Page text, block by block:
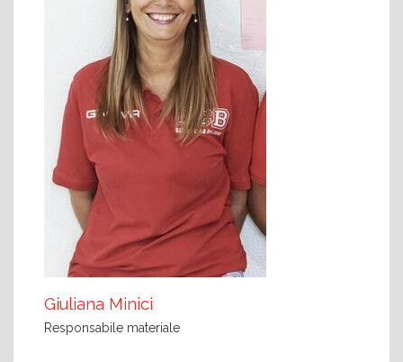
Giuliana Minici
Responsabile materiale